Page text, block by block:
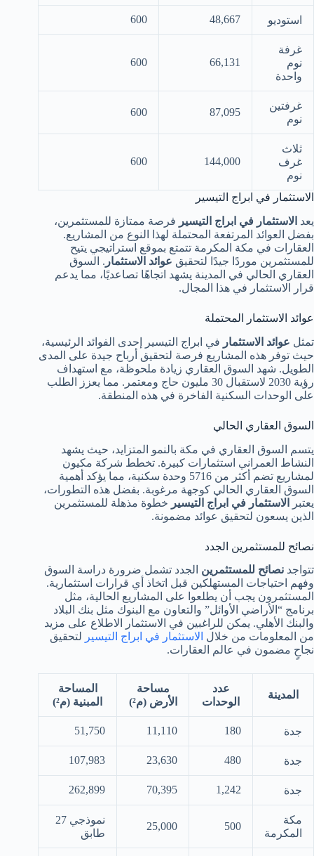
استوديو 48,667
600
غرفة
نوم
واحدة
66,131
600
غرفتين
نوم
87,095
600
ثلاث
غرف
نوم
144,000
600
الاستثمار في ابراج التيسير
يعد الاستثمار في ابراج التيسير فرصة ممتازة للمستثمرين،
بفضل العوائد المرتفعة المحتملة لهذا النوع من المشاريع.
العقارات في مكة المكرمة تتمتع بموقع استراتيجي يتيح
للمستثمرين موردًا جيدًا لتحقيق عوائد الاستثمار . السوق
العقاري الحالي في المدينة يشهد اتجاهًا تصاعديًا، مما يدعم
قرار الاستثمار في هذا المجال.
عوائد الاستثمار المحتملة
تمثل عوائد الاستثمار في ابراج التيسير إحدى الفوائد الرئيسية،
حيث توفر هذه المشاريع فرصة لتحقيق أرباح جيدة على المدى
الطويل. شهد السوق العقاري زيادة ملحوظة، مع استهداف
رؤية 2030 لاستقبال 30 مليون حاج ومعتمر. مما يعزز الطلب
على الوحدات السكنية الفاخرة في هذه المنطقة.
السوق العقاري الحالي
يتسم السوق العقاري في مكة بالنمو المتزايد، حيث يشهد
النشاط العمراني استثمارات كبيرة. تخطط شركة مكيون
لمشاريع تضم أكثر من 5716 وحدة سكنية، مما يؤكد أهمية
السوق العقاري الحالي كوجهة مرغوبة. بفضل هذه التطورات،
يعتبر
الاستثمار في ابراج التيسير خطوة مذهلة للمستثمرين
الذين يسعون لتحقيق عوائد مضمونة.
نصائح للمستثمرين الجدد
تتواجد نصائح للمستثمرين الجدد تشمل ضرورة دراسة السوق
وفهم احتياجات المستهلكين قبل اتخاذ أي قرارات استثمارية.
المستثمرون يجب أن يطلعوا على المشاريع الحالية، مثل
برنامج “الأراضي الأوائل” والتعاون مع البنوك مثل بنك البلاد
والبنك الأهلي. يمكن للراغبين في الاستثمار الاطلاع على مزيد
من المعلومات من خلال الاستثمار في ابراج التيسير لتحقيق
نجاحٍ مضمون في عالم العقارات.
المدينة
عدد
الوحدات
مساحة
الأرض (م²)
المساحة
المبنية (م²)
جدة 180
11,110
51,750
جدة 480
23,630
107,983
جدة 1,242
70,395
262,899
مكة
المكرمة
500
25,000
نموذجي 27
طابق